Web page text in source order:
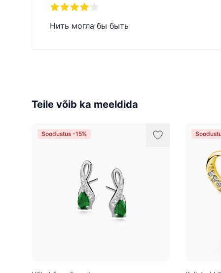
Нить могла бы быть
Teile võib ka meeldida
Soodustus -15%